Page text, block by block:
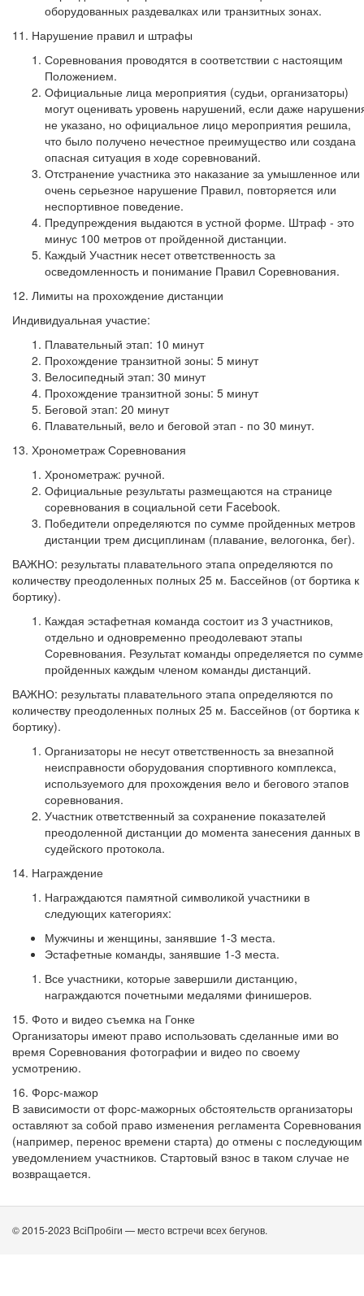
оборудованных раздевалках или транзитных зонах.
11. Нарушение правил и штрафы
Соревнования проводятся в соответствии с настоящим
Положением.
Официальные лица мероприятия (судьи, организаторы)
могут оценивать уровень нарушений, если даже
не указано, но официальное лицо мероприятия решила,
что было получено нечестное преимущество или создана
опасная ситуация в ходе соревнований.
Отстранение участника это наказание за умышленное или
очень серьезное нарушение Правил, повторяется или
неспортивное поведение.
Предупреждения выдаются в устной форме. Штраф - это
минус 100 метров от пройденной дистанции.
Каждый Участник несет ответственность за
осведомленность и понимание Правил Соревнования.
12. Лимиты на прохождение дистанции
Индивидуальная участие:
Плавательный этап: 10 минут
Прохождение транзитной зоны: 5 минут
Велосипедный этап: 30 минут
Прохождение транзитной зоны: 5 минут
Беговой этап: 20 минут
Плавательный, вело и беговой этап - по 30 минут.
13. Хронометраж Соревнования
Хронометраж: ручной.
Официальные результаты размещаются на странице
соревнования в социальной сети Facebook.
Победители определяются по сумме пройденных метров
дистанции трем дисциплинам (плавание, велогонка, бег).
ВАЖНО: результаты плавательного этапа определяются по
количеству преодоленных полных 25 м. Бассейнов (от бортика к
бортику).
Каждая эстафетная команда состоит из 3 участников,
отдельно и одновременно преодолевают этапы
Соревнования. Результат команды определяется по сумме
пройденных каждым членом команды дистанций.
ВАЖНО: результаты плавательного этапа определяются по
количеству преодоленных полных 25 м. Бассейнов (от бортика к
бортику).
Организаторы не несут ответственность за внезапной
неисправности оборудования спортивного комплекса,
используемого для прохождения вело и бегового этапов
соревнования.
Участник ответственный за сохранение показателей
преодоленной дистанции до момента занесения данных в
судейского протокола.
14. Награждение
Награждаются памятной символикой участники в
следующих категориях:
Мужчины и женщины, занявшие 1-3 места.
Эстафетные команды, занявшие 1-3 места.
Все участники, которые завершили дистанцию,
награждаются почетными медалями финишеров.
15. Фото и видео съемка на Гонке
Организаторы имеют право использовать сделанные ими во
время Соревнования фотографии и видео по своему
усмотрению.
16. Форс-мажор
В зависимости от форс-мажорных обстоятельств организаторы
оставляют за собой право изменения регламента Соревнования
(например, перенос времени старта) до отмены с последующим
уведомлением участников. Стартовый взнос в таком случае не
возвращается.
© 2015-2023 ВсіПробіги — место встречи всех бегунов.